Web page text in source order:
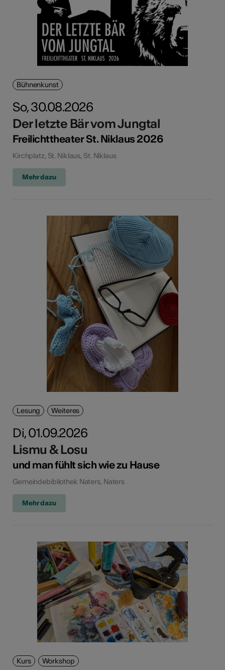
Bühnenkunst
So, 30.08.2026
Der letzte Bär vom Jungtal
Freilichttheater St. Niklaus 2026
Kirchplatz, St. Niklaus, St. Niklaus
Mehr dazu
Lesung Weiteres
Di, 01.09.2026
Lismu & Losu
und man fühlt sich wie zu Hause
Gemeindebibliothek Naters, Naters
Mehr dazu
Kurs Workshop